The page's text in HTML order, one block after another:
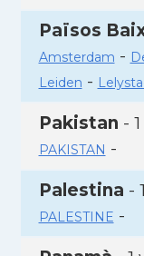
Països
Amsterdam -
Leiden -
Pakistan -
PAKISTAN -
Palestina -
PALESTINE -